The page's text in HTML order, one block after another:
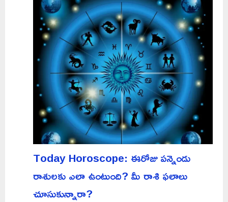
Today Horoscope: ఈరోజు పన్నెండు
రాశులకు ఎలా ఉంటుంది? మీ రాశి ఫలాలు
చూసుకున్నారా?